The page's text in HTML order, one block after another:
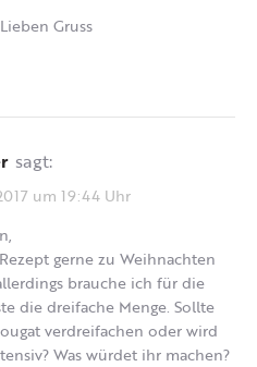
Gruss
sagt:
um 19:44 Uhr
gerne zu Weihnachten
brauche ich für die
die dreifache Menge. Sollte
verdreifachen oder wird
Was würdet ihr machen?